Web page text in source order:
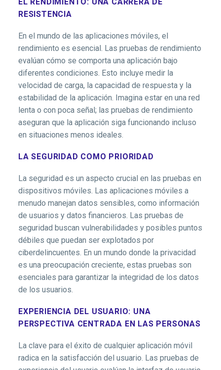
RESISTENCIA
En el mundo de las aplicaciones móviles, el
rendimiento es esencial. Las pruebas de rendimiento
evalúan cómo se comporta una aplicación bajo
diferentes condiciones. Esto incluye medir la
velocidad de carga, la capacidad de respuesta y la
estabilidad de la aplicación. Imagina estar en una red
lenta o con poca señal; las pruebas de rendimiento
aseguran que la aplicación siga funcionando incluso
en situaciones menos ideales.
LA SEGURIDAD COMO PRIORIDAD
La seguridad es un aspecto crucial en las pruebas en
dispositivos móviles. Las aplicaciones móviles a
menudo manejan datos sensibles, como información
de usuarios y datos financieros. Las pruebas de
seguridad buscan vulnerabilidades y posibles puntos
débiles que puedan ser explotados por
ciberdelincuentes. En un mundo donde la privacidad
es una preocupación creciente, estas pruebas son
esenciales para garantizar la integridad de los datos
de los usuarios.
EXPERIENCIA DEL USUARIO: UNA
PERSPECTIVA CENTRADA EN LAS PERSONAS
La clave para el éxito de cualquier aplicación móvil
radica en la satisfacción del usuario. Las pruebas de